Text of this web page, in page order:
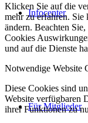
Infocenter
Für Mitglieder
Klicken Sie auf die
mehr zu erfahren. Sie
ändern. Beachten
Cookies
und auf die Dienste
Notwendige Website
Diese Cookies sind
Website verfügbaren
ihrer Funktionen zu